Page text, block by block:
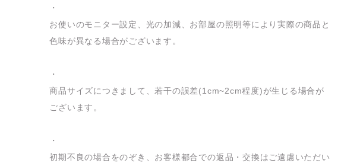
・
お使いのモニター設定、光の加減、お部屋の照明等により実際の商品と
色味が異なる場合がございます。
・
商品サイズにつきまして、若干の誤差(1cm~2cm程度)が生じる場合が
ございます。
・
初期不良の場合をのぞき、お客様都合での返品・交換はご遠慮いただい